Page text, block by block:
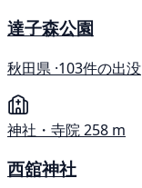
達子森公園
秋田県 ·103件の出没
神社・寺院258 m
西舘神社